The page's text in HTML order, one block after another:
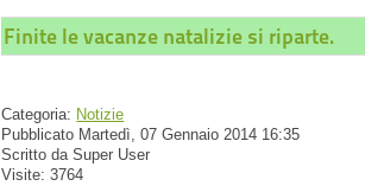
Finite le vacanze natalizie si riparte.
Categoria: Notizie
Pubblicato Martedì, 07 Gennaio 2014 16:35
Scritto da Super User
Visite: 3764